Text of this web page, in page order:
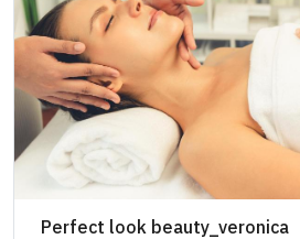
Perfect look beauty_veronica